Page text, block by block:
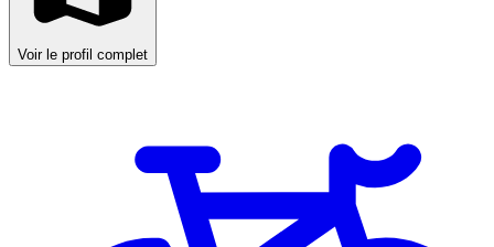
Voir le profil complet